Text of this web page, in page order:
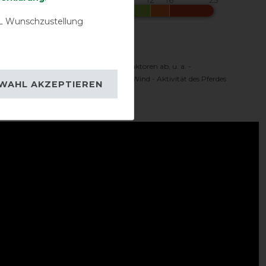
Temperaturbereich hängt von vielen Faktoren ab, u. a. -
- Sonnenschein - Feuchtigkeit - Wind - Aktivität des Pferdes
Wunschzustellung
AKZEPTIEREN